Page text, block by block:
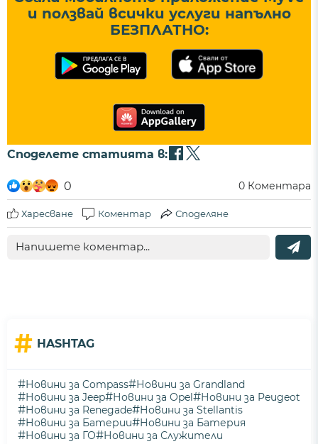
и ползвай всички услуги напълно
БЕЗПЛАТНО:
Споделете статията в:
0 0 Коментара
Харесване Коментар Споделяне
# HASHTAG
#Новини за Compass#Новини за Grandland
#Новини за Jeep#Новини за Opel#Новини за Peugeot
#Новини за Renegade#Новини за Stellantis
#Новини за Батерии#Новини за Батерия
#Новини за ГО#Новини за Служители